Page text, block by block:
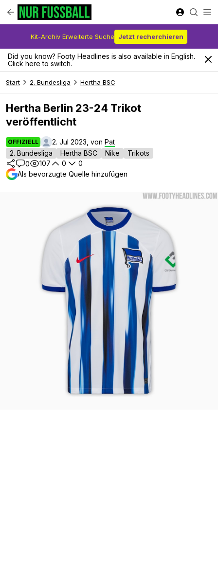
Kit-Archiv Erweiterte Suche Jetzt recherchieren
Did you know? Footy Headlines is also available in English.
Click here to switch.
Start 2. Bundesliga Hertha BSC
Hertha Berlin 23-24 Trikot
veröffentlicht
OFFIZIELL 2. Jul 2023, von Pat
2. Bundesliga
Hertha BSC Nike
Trikots
0
107 0
0
Als bevorzugte Quelle hinzufügen